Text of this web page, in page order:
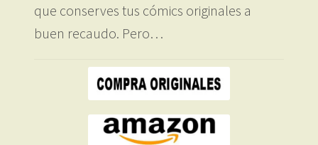
que conserves tus cómics originales a
buen recaudo. Pero…